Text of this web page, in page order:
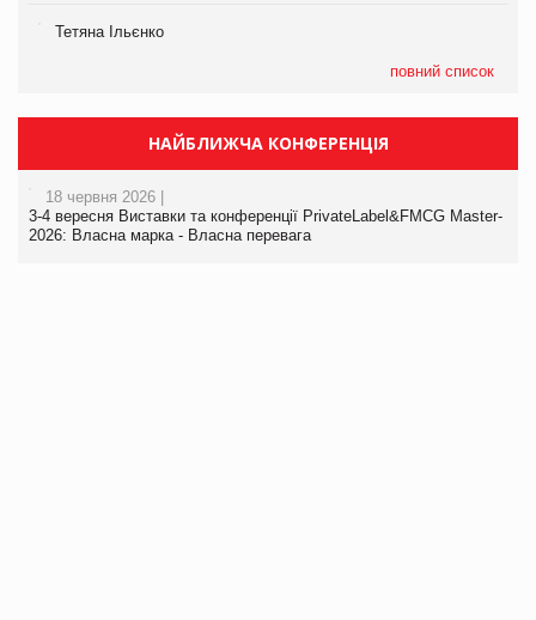
Тетяна Ільєнко
повний список
НАЙБЛИЖЧА КОНФЕРЕНЦІЯ
18 червня 2026 |
3-4 вересня Виставки та конференції PrivateLabel&FMCG Master-
2026: Власна марка - Власна перевага